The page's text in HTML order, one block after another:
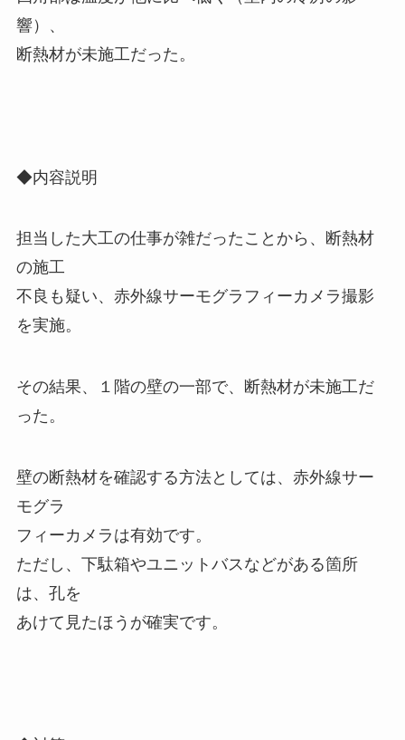
響）、
断熱材が未施工だった。
◆内容説明
担当した大工の仕事が雑だったことから、断熱材
の施工
不良も疑い、赤外線サーモグラフィーカメラ撮影
を実施。
その結果、１階の壁の一部で、断熱材が未施工だ
った。
壁の断熱材を確認する方法としては、赤外線サー
モグラ
フィーカメラは有効です。
ただし、下駄箱やユニットバスなどがある箇所
は、孔を
あけて見たほうが確実です。